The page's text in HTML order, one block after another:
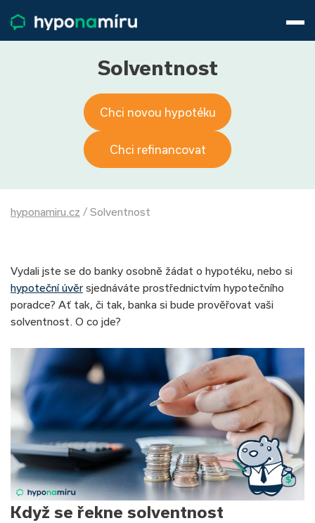
Životní pojištění
Pojištění nemovitosti
O nás
800 688 388
Přihlásit
Solventnost
Chci novou hypotéku
Chci refinancovat
hyponamiru.cz / Solventnost
Vydali jste se do banky osobně žádat o hypotéku, nebo si
hypoteční úvěr sjednáváte prostřednictvím hypotečního
poradce? Ať tak, či tak, banka si bude prověřovat vaši
solventnost. O co jde?
Když se řekne solventnost